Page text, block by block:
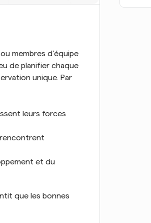
membres d'équipe
de planifier chaque
unique. Par
leurs forces
et du
que les bonnes